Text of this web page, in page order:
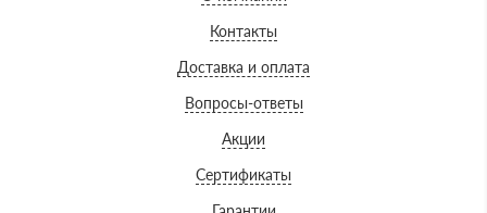
Контакты
Доставка и оплата
Вопросы-ответы
Акции
Сертификаты